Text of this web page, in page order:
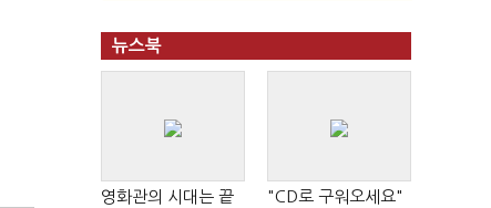
뉴스북
영화관의 시대는 끝
"CD로 구워오세요"